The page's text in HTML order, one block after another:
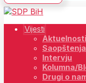
Vijesti
Aktuelnosti
Intervju
Kolumna/
Drugi o